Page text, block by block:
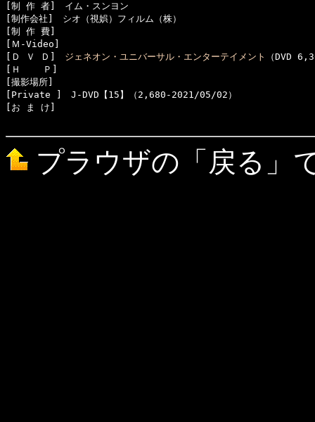
[制 作 者]　イム・スンヨン
[制作会社]　シオ（視娯）フィルム（株）
[制 作 費]
[Ｍ-Video]
[Ｄ Ｖ Ｄ] ジェネオン・ユニバーサル・エンターテイメント
（DVD
[Ｈ    Ｐ]
[撮影場所]
[Private ]　J-DVD【15】（2,680-2021/05/02）
[お ま け]
プラウザの「戻る」